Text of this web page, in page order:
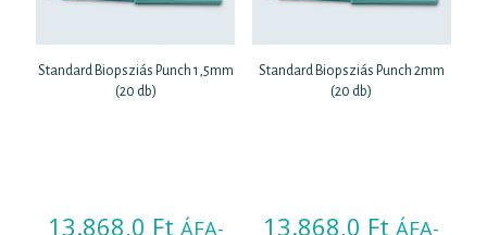
Standard Biopsziás Punch 1,5mm
(20 db)
13.868,0 Ft ÁFA-
Standard Biopsziás Punch 2mm
(20 db)
13.868,0 Ft ÁFA-